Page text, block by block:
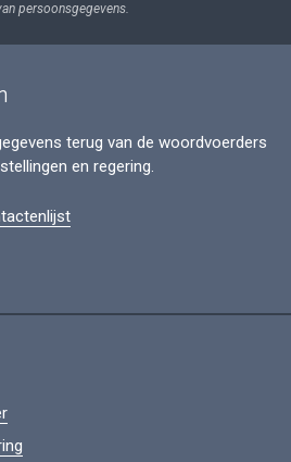
persoonsgegevens.
terug van de woordvoerders
en regering.